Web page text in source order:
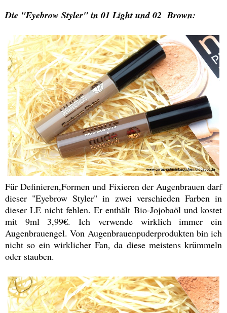
Die "Eyebrow Styler" in 01 Light und 02 Brown:
Für Definieren,Formen und Fixieren der Augenbrauen darf
dieser "Eyebrow Styler" in zwei verschieden Farben in
dieser LE nicht fehlen. Er enthält Bio-Jojobaöl und kostet
mit 9ml 3,99€. Ich verwende wirklich immer ein
Augenbrauengel. Von Augenbrauenpuderprodukten bin ich
nicht so ein wirklicher Fan, da diese meistens krümmeln
oder stauben.